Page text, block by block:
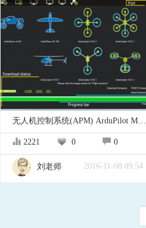
无人机控制系统(APM) ArduPilot Mega（APM）
2221 0 0
刘老师 2016-11-08 09:54